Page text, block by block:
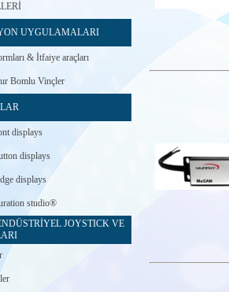
UYGULAMALARI
& İtfaiye araçları
Bomlu Vinçler
displays
displays
displays
studio®
JOYSTICK VE